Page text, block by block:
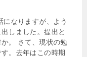
なりますが、よう
しました。提出と
。 さて、現状の勉
。去年はこの時期